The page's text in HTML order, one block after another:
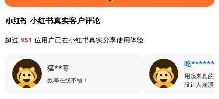
小红书真实客户评论
超过 951 位用户已在小红书真实分享使用体验
猛**哥
效率在线不错！
吃******
用起来真的
没让人崩溃